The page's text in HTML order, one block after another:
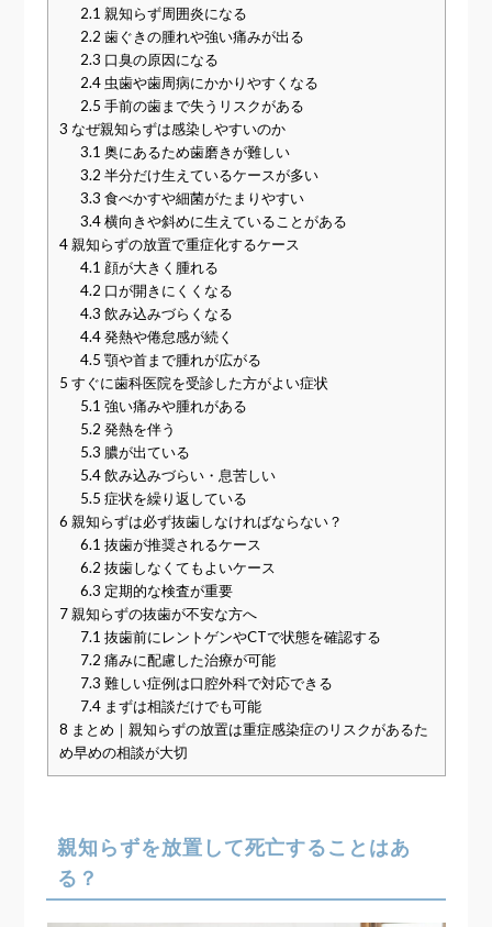
2.1 親知らず周囲炎になる
2.2 歯ぐきの腫れや強い痛みが出る
2.3 口臭の原因になる
2.4 虫歯や歯周病にかかりやすくなる
2.5 手前の歯まで失うリスクがある
3 なぜ親知らずは感染しやすいのか
3.1 奥にあるため歯磨きが難しい
3.2 半分だけ生えているケースが多い
3.3 食べかすや細菌がたまりやすい
3.4横向きや斜めに生えていることがある
4親知らずの放置で重症化するケース
4.1 顔が大きく腫れる
4.2 口が開きにくくなる
4.3 飲み込みづらくなる
4.4発熱や倦怠感が続く
4.5 顎や首まで腫れが広がる
5 すぐに歯科医院を受診した方がよい症状
5.1 強い痛みや腫れがある
5.2 発熱を伴う
5.3 膿が出ている
5.4飲み込みづらい・息苦しい
5.5 症状を繰り返している
6 親知らずは必ず抜歯しなければならない？
6.1 抜歯が推奨されるケース
6.2 抜歯しなくてもよいケース
6.3 定期的な検査が重要
7親知らずの抜歯が不安な方へ
7.1 抜歯前にレントゲンやCTで状態を確認する
7.2 痛みに配慮した治療が可能
7.3 難しい症例は口腔外科で対応できる
7.4 まずは相談だけでも可能
8 まとめ｜親知らずの放置は重症感染症のリスクがあるた
め早めの相談が大切
親知らずを放置して死亡することはあ
る？